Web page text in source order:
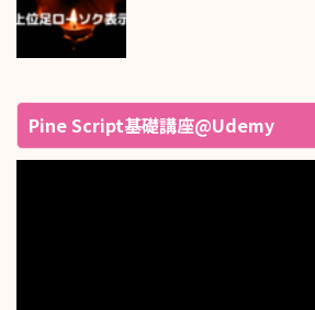
Pine Script基礎講座@Udemy